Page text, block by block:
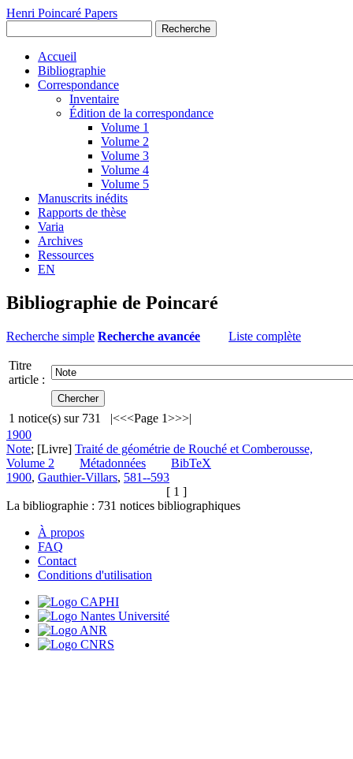
Henri Poincaré Papers
Recherche
Accueil
Bibliographie
Correspondance
Inventaire
Édition de la correspondance
Volume 1
Volume 2
Volume 3
Volume 4
Volume 5
Manuscrits inédits
Rapports de thèse
Varia
Archives
Ressources
EN
Bibliographie de Poincaré
Recherche simple Recherche avancée Liste complète
Titre
article :
1 notice(s) sur 731 |<<<Page 1>>>|
1900
Note; [Livre] Traité de géométrie de Rouché et Comberousse,
Volume 2
Métadonnées
BibTeX
1900, Gauthier-Villars, 581--593
[ 1 ]
La bibliographie : 731 notices bibliographiques
À propos
FAQ
Contact
Conditions d'utilisation